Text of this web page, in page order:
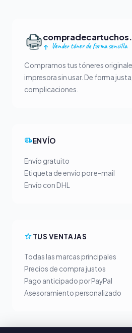
Vender tóner de forma sencilla
Compramos tus tóneres
impresora sin usar. De forma
complicaciones.
ENVÍO
Envío gratuito
Etiqueta de envío por e-mail
Envío con DHL
TUS VENTAJAS
Todas las marcas principales
Precios de compra justos
Pago anticipado por PayPal
Asesoramiento personalizado